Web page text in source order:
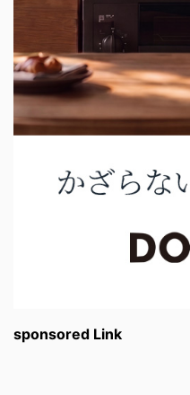
sponsored Link